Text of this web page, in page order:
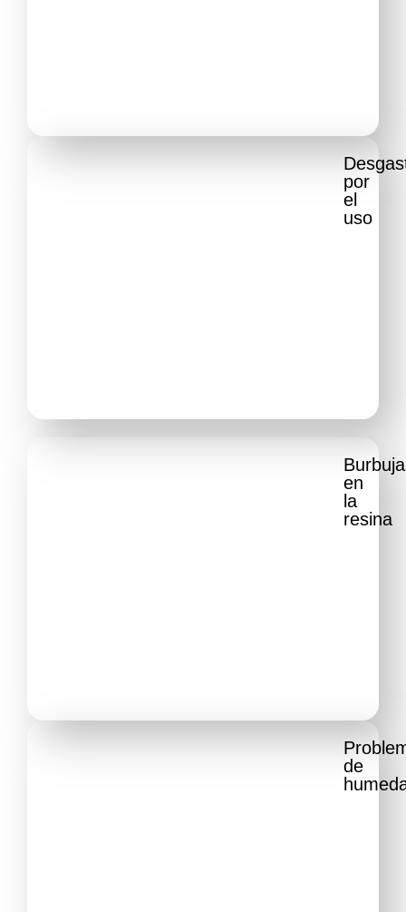
por
el
uso
en
la
resina​
de